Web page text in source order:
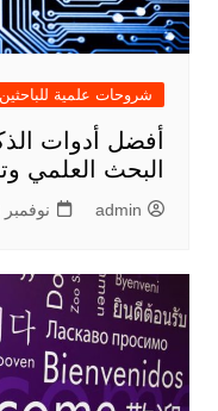
شروحات علمية للباحثين
أفضل أدوات
البحث العلمي
admin نوفمبر 18, 2024